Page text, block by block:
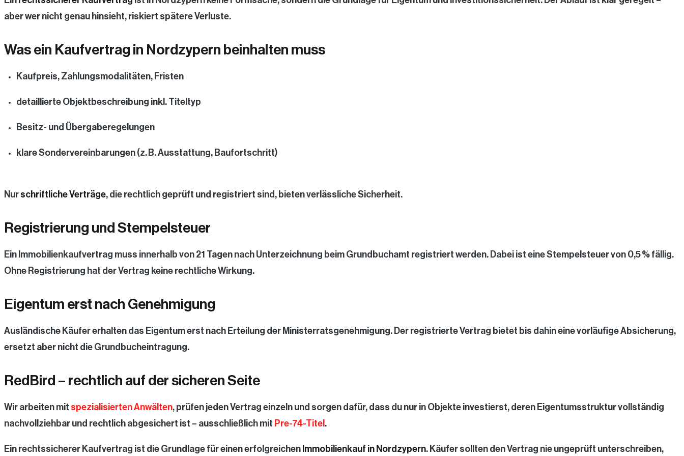
aber wer nicht genau hinsieht, riskiert spätere Verluste.
Was ein Kaufvertrag in Nordzypern beinhalten muss
Kaufpreis, Zahlungsmodalitäten, Fristen
detaillierte Objektbeschreibung inkl. Titeltyp
Besitz- und Übergaberegelungen
klare Sondervereinbarungen (z. B. Ausstattung, Baufortschritt)
Nurschriftliche Verträge, die rechtlich geprüft und registriert sind, bieten verlässliche Sicherheit.
Registrierung und Stempelsteuer
Ein Immobilienkaufvertrag muss innerhalb von 21 Tagen nach Unterzeichnung beim Grundbuchamt registriert werden. Dabei ist eine Stempelsteuer von 0,5 % fällig.
Ohne Registrierung hat der Vertrag keine rechtliche Wirkung.
Eigentum erst nach Genehmigung
Ausländische Käufer erhalten das Eigentum erst nach Erteilung der Ministerratsgenehmigung. Der registrierte Vertrag bietet bis dahin eine vorläufige Absicherung,
ersetzt aber nicht die Grundbucheintragung.
RedBird – rechtlich auf der sicheren Seite
Wir arbeiten mit spezialisierten Anwälten, prüfen jeden Vertrag einzeln und sorgen dafür, dass du nur in Objekte investierst, deren Eigentumsstruktur vollständig
nachvollziehbar und rechtlich abgesichert ist – ausschließlich mit Pre-74-Titel .
Ein rechtssicherer Kaufvertrag ist die Grundlage für einen erfolgreichen Immobilienkauf in Nordzypern. Käufer sollten den Vertrag nie ungeprüft unterschreiben,